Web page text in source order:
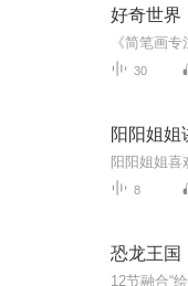
好奇世界
30
阳阳姐姐
8
恐龙王国